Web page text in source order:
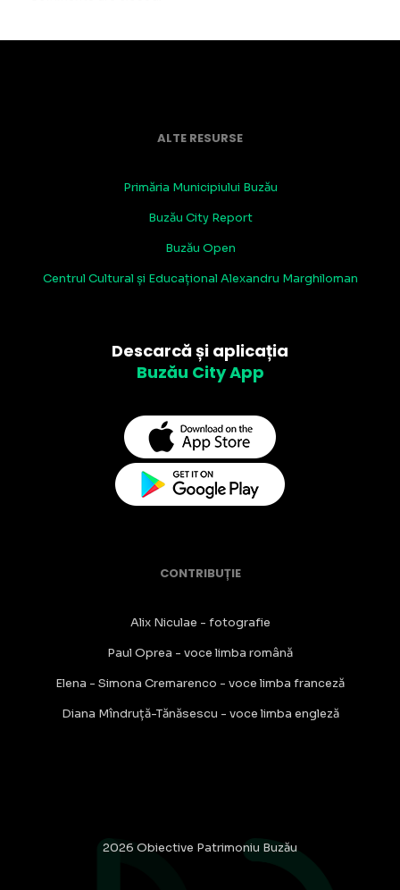
ALTE RESURSE
Primăria Municipiului Buzău
Buzău City Report
Buzău Open
Centrul Cultural și Educațional Alexandru Marghiloman
Descarcă și aplicația
Buzău City App
CONTRIBUȚIE
Alix Niculae - fotografie
Paul Oprea - voce limba română
Elena - Simona Cremarenco - voce limba franceză
Diana Mîndruță-Tănăsescu - voce limba engleză
2026 Obiective Patrimoniu Buzău